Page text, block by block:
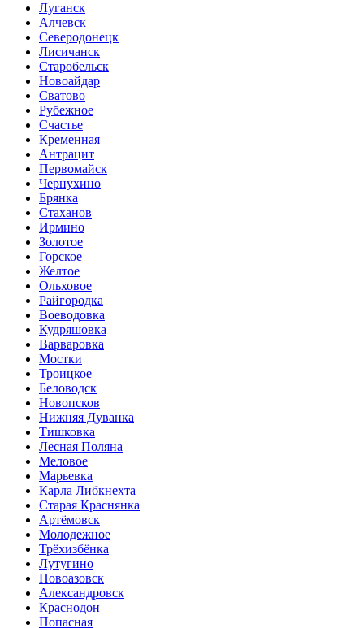
Луганск
Алчевск
Северодонецк
Лисичанск
Старобельск
Новоайдар
Сватово
Рубежное
Счастье
Кременная
Антрацит
Первомайск
Чернухино
Брянка
Стаханов
Ирмино
Золотое
Горское
Желтое
Ольховое
Райгородка
Воеводовка
Кудряшовка
Варваровка
Мостки
Троицкое
Беловодск
Новопсков
Нижняя Дуванка
Тишковка
Лесная Поляна
Меловое
Марьевка
Карла Либкнехта
Старая Краснянка
Артёмовск
Молодежное
Трёхизбёнка
Лутугино
Новоазовск
Александровск
Краснодон
Попасная